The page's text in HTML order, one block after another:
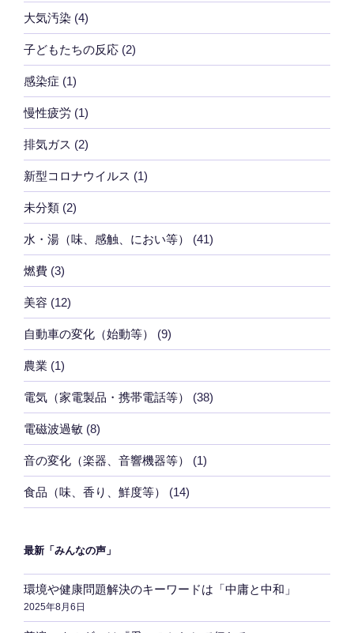
大気汚染 (4)
子どもたちの反応 (2)
感染症 (1)
慢性疲労 (1)
排気ガス (2)
新型コロナウイルス (1)
未分類 (2)
水・湯（味、感触、におい等） (41)
燃費 (3)
美容 (12)
自動車の変化（始動等） (9)
農業 (1)
電気（家電製品・携帯電話等） (38)
電磁波過敏 (8)
音の変化（楽器、音響機器等） (1)
食品（味、香り、鮮度等） (14)
最新「みんなの声」
環境や健康問題解決のキーワードは「中庸と中和」
2025年8月6日